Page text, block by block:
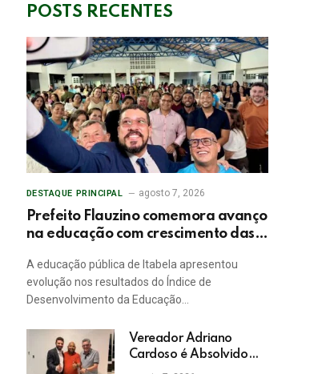
POSTS RECENTES
DESTAQUE PRINCIPAL agosto 7, 2026
Prefeito Flauzino comemora avanço
na educação com crescimento das
Itabela
A educação pública de Itabela apresentou
evolução nos resultados do Índice de
Desenvolvimento da Educação…
Vereador Adriano
Cardoso é Absolvido
em Julgamento por